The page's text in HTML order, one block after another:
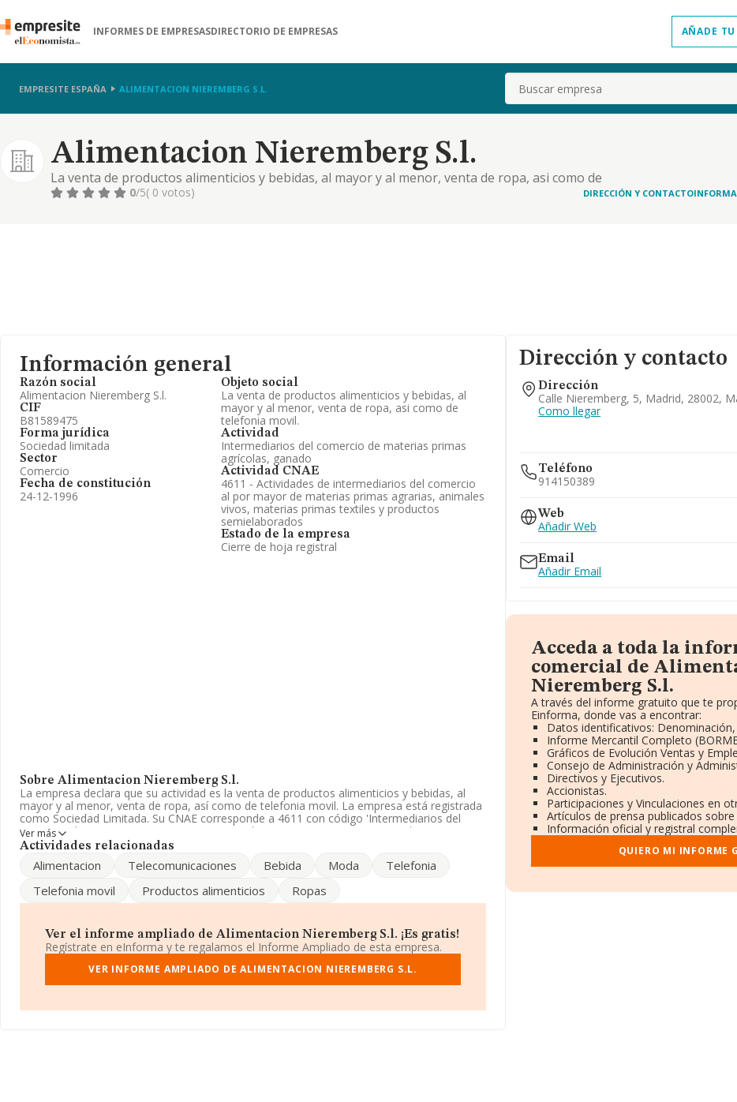
INFORMES DE EMPRESASDIRECTORIO DE EMPRESAS AÑADE
EMPRESITE ESPAÑA ALIMENTACION NIEREMBERG S.L. Buscar
Alimentacion Nieremberg S.l.
La venta de productos alimenticios y bebidas, al mayor y al menor, venta de ropa, asi como de
telefonia movil.
0/5( 0 votos) DIRECCIÓN Y CONTACTO
Información general
Razón social
Alimentacion Nieremberg S.l.
CIF
B81589475
Forma jurídica
Sociedad limitada
Sector
Comercio
Fecha de constitución
24-12-1996
Objeto social
La venta de productos alimenticios y bebidas, al
mayor y al menor, venta de ropa, asi como de
telefonia movil.
Actividad
Intermediarios del comercio de materias primas
agrícolas, ganado
Actividad CNAE
4611 - Actividades de intermediarios del comercio
al por mayor de materias primas agrarias, animales
vivos, materias primas textiles y productos
semielaborados
Estado de la empresa
Cierre de hoja registral
Sobre Alimentacion Nieremberg S.l.
La empresa declara que su actividad es la venta de productos alimenticios y bebidas, al
mayor y al menor, venta de ropa, así como de telefonia movil. La empresa está registrada
como Sociedad Limitada. Su CNAE corresponde a 4611 con código 'Intermediarios del
comercio de materias primas agrarias, animales vivos, materias primas textiles y
productos semielaborados'. No realiza actividad de importación y/o exportación.
Para más información es posible contactar a través del teléfono 914150389.
La empresa española
Alimentacion Nieremberg S.L, NIF B81589475, está situada en
Calle Nieremberg núm. 5, (28002), en el municipio de Madrid, Madrid.
En relación con el sector y disponiendo de los datos de hasta 9.296 empresas, a nivel
nacional la facturación asciende a 2.404 millones de euros y el promedio de la facturación
de ventas entre todas las compañías asciende a los 258 mil euros. Teniendo en cuenta la
información sobre Madrid, en la base de datos de INFORMA aparecen 2169 empresas,
con ventas de 493 millones de euros. Como información adicional de interés, la media de
21 años.
Ver más
Actividades relacionadas
Alimentacion Telecomunicaciones Bebida Moda
Telefonia
Telefonia movil
Productos alimenticios Ropas
Ver el informe ampliado de Alimentacion Nieremberg S.l. ¡Es gratis!
Regístrate en eInforma y te regalamos el Informe Ampliado de esta empresa.
VER INFORME AMPLIADO DE ALIMENTACION NIEREMBERG S.L.
Dirección y contacto
Dirección
Calle Nieremberg, 5, Madrid, 28002,
Como llegar
Teléfono
914150389
Web
Añadir Web
Email
Añadir Email
Acceda a toda la
comercial de
Nieremberg S.l.
A través del informe gratuito que te
Einforma, donde vas a encontrar:
Datos identificativos:
Informe Mercantil Completo
Gráficos de Evolución Ventas y
Consejo de Administración y
Directivos y Ejecutivos.
Accionistas.
Participaciones y Vinculaciones en
Artículos de prensa publicados
Información oficial y registral
QUIERO MI INFORME